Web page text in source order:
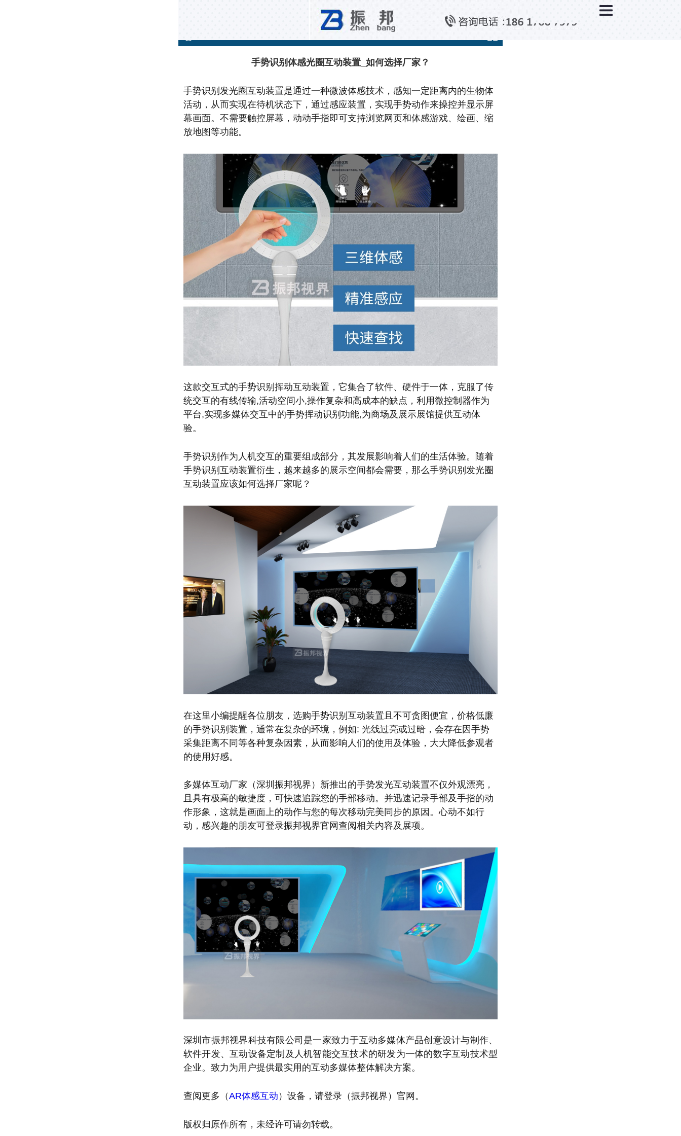
手势识别体感光圈互动装置_如何选择厂家？
手势识别发光圈互动装置是通过一种微波体感技术，感知一定距离内的生物体
活动，从而实现在待机状态下，通过感应装置，实现手势动作来操控并显示屏
幕画面。不需要触控屏幕，动动手指即可支持浏览网页和体感游戏、绘画、缩
放地图等功能。
这款交互式的手势识别挥动互动装置，它集合了软件、硬件于一体，克服了传
统交互的有线传输,活动空间小,操作复杂和高成本的缺点，利用微控制器作为
平台,实现多媒体交互中的手势挥动识别功能,为商场及展示展馆提供互动体
验。
手势识别作为人机交互的重要组成部分，其发展影响着人们的生活体验。随着
手势识别互动装置衍生，越来越多的展示空间都会需要，那么手势识别发光圈
互动装置应该如何选择厂家呢？
在这里小编提醒各位朋友，选购手势识别互动装置且不可贪图便宜，价格低廉
的手势识别装置，通常在复杂的环境，例如: 光线过亮或过暗，会存在因手势
采集距离不同等各种复杂因素，从而影响人们的使用及体验，大大降低参观者
的使用好感。
多媒体互动厂家（深圳振邦视界）新推出的手势发光互动装置不仅外观漂亮，
且具有极高的敏捷度，可快速追踪您的手部移动。并迅速记录手部及手指的动
作形象，这就是画面上的动作与您的每次移动完美同步的原因。心动不如行
动，感兴趣的朋友可登录振邦视界官网查阅相关内容及展项。
深圳市振邦视界科技有限公司是一家致力于互动多媒体产品创意设计与制作、
软件开发、互动设备定制及人机智能交互技术的研发为一体的数字互动技术型
企业。致力为用户提供最实用的互动多媒体整体解决方案。
查阅更多（AR体感互动 ）设备，请登录（振邦视界）官网。
版权归原作所有，未经许可请勿转载。